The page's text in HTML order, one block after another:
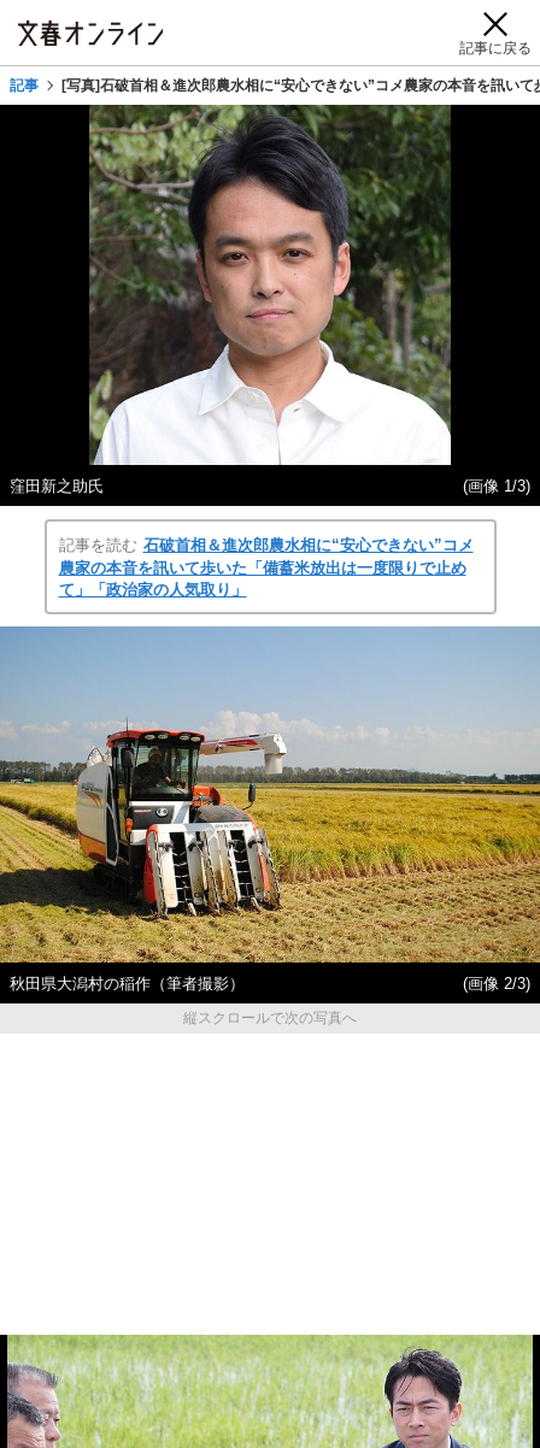
記事に戻る
記事 [写真]石破首相＆進次郎農水相に“安心できない”コメ農家の本音を訊い
窪田新之助氏 (画像 1/3)
記事を読む 石破首相＆進次郎農水相に“安心できない”コメ
農家の本音を訊いて歩いた「備蓄米放出は一度限りで止め
て」「政治家の人気取り」
秋田県大潟村の稲作（筆者撮影）
(画像 2/3)
縦スクロールで次の写真へ